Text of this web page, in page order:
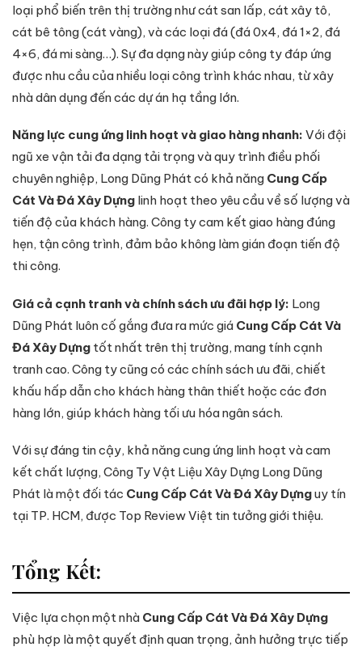
loại phổ biến trên thị trường như cát san lấp, cát xây tô,
cát bê tông (cát vàng), và các loại đá (đá 0x4, đá 1×2, đá
4×6, đá mi sàng…). Sự đa dạng này giúp công ty đáp ứng
được nhu cầu của nhiều loại công trình khác nhau, từ xây
nhà dân dụng đến các dự án hạ tầng lớn.
Năng lực cung ứng linh hoạt và giao hàng nhanh: Với đội
ngũ xe vận tải đa dạng tải trọng và quy trình điều phối
chuyên nghiệp, Long Dũng Phát có khả năng Cung Cấp
Cát Và Đá Xây Dựng linh hoạt theo yêu cầu về số lượng và
tiến độ của khách hàng. Công ty cam kết giao hàng đúng
hẹn, tận công trình, đảm bảo không làm gián đoạn tiến độ
thi công.
Giá cả cạnh tranh và chính sách ưu đãi hợp lý: Long
Dũng Phát luôn cố gắng đưa ra mức giá Cung Cấp Cát Và
Đá Xây Dựng tốt nhất trên thị trường, mang tính cạnh
tranh cao. Công ty cũng có các chính sách ưu đãi, chiết
khấu hấp dẫn cho khách hàng thân thiết hoặc các đơn
hàng lớn, giúp khách hàng tối ưu hóa ngân sách.
Với sự đáng tin cậy, khả năng cung ứng linh hoạt và cam
kết chất lượng, Công Ty Vật Liệu Xây Dựng Long Dũng
Phát là một đối tác Cung Cấp Cát Và Đá Xây Dựnguy tín
tại TP. HCM, được Top Review Việt tin tưởng giới thiệu.
Tổng Kết:
Việc lựa chọn một nhà Cung Cấp Cát Và Đá Xây Dựng
phù hợp là một quyết định quan trọng, ảnh hưởng trực tiếp